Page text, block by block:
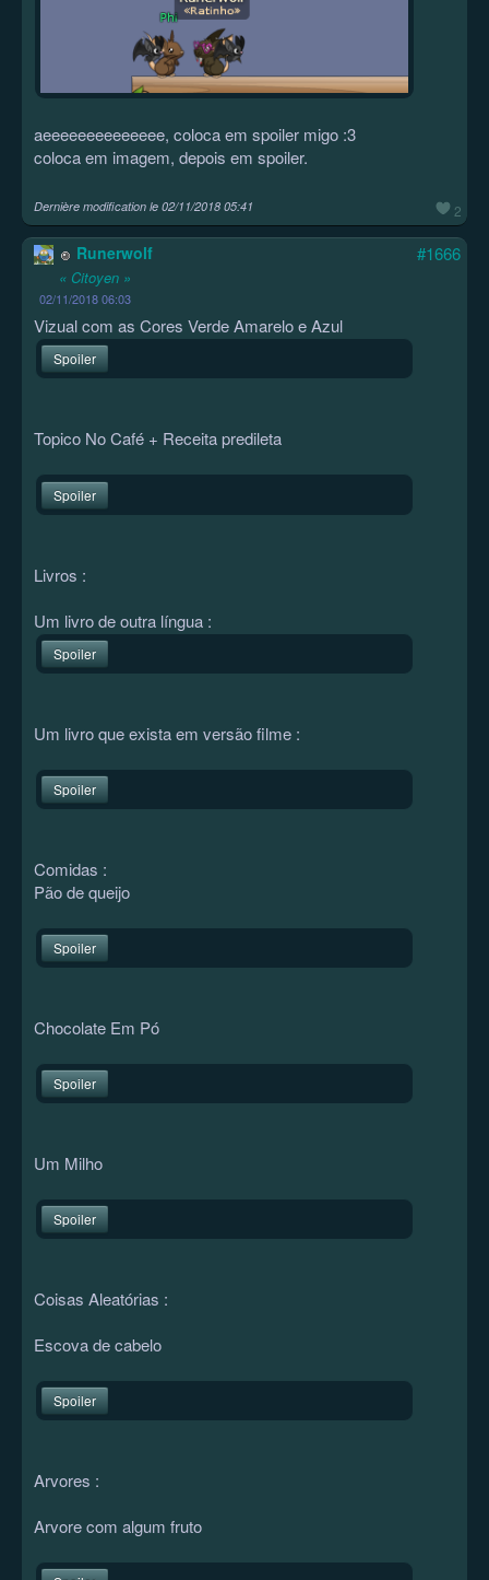
2
aeeeeeeeeeeeeee, coloca em spoiler migo :3
coloca em imagem, depois em spoiler.
Dernière modification le 02/11/2018 05:41
Runerwolf
« Citoyen »
02/11/2018 06:03
#1666
Vizual com as Cores Verde Amarelo e Azul
Spoiler
Topico No Café + Receita predileta
Spoiler
Livros :
Um livro de outra língua :
Spoiler
Um livro que exista em versão filme :
Spoiler
Comidas :
Pão de queijo
Spoiler
Chocolate Em Pó
Spoiler
Um Milho
Spoiler
Coisas Aleatórias :
Escova de cabelo
Spoiler
Arvores :
Arvore com algum fruto